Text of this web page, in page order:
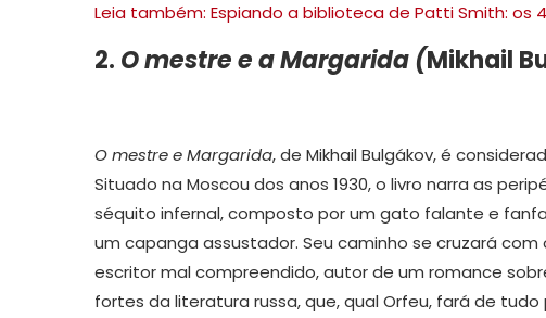
Leia também: Espiando a biblioteca de Patti Smith: os
2. O mestre e a Margarida (Mikhail
O mestre e Margarida, de Mikhail Bulgákov, é
Situado na Moscou dos anos 1930, o livro narra as
séquito infernal, composto por um gato falante e
um capanga assustador. Seu caminho se cruzará
escritor mal compreendido, autor de um romance
fortes da literatura russa, que, qual Orfeu, fará de